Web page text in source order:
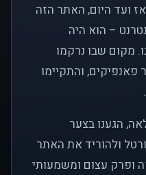
ועד היום, האתר הזה
– הוא היה
מקום שבו נרקמו
פאנפיקים, והתקיימו
הגענו בצער
ולהוריד את האתר
ופרק עצום ומשמעותי